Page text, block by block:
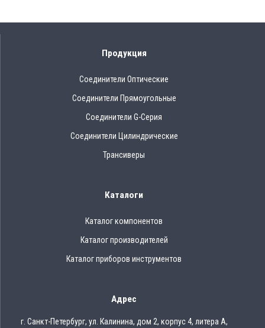
Продукция
Соединители Оптические
Соединители Прямоугольные
Соединители G-Серия
Соединители Цилиндрические
Трансиверы
Каталоги
Каталог компонентов
Каталог производителей
Каталог приборов инструментов
Адрес
г. Санкт-Петербург, ул. Калинина, дом 2, корпус 4, литера А,